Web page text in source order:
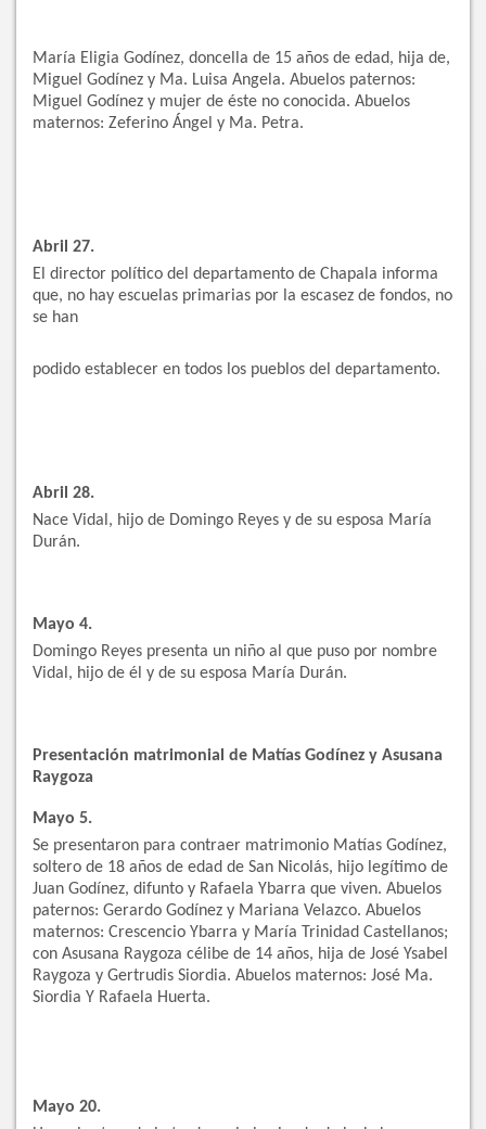
María Eligia Godínez, doncella de 15 años de edad, hija de,
Miguel Godínez y Ma. Luisa Angela. Abuelos paternos:
Miguel Godínez y mujer de éste no conocida. Abuelos
maternos: Zeferino Ángel y Ma. Petra.
Abril 27.
El director político del departamento de Chapala informa
que, no hay escuelas primarias por la escasez de fondos, no
se han
podido establecer en todos los pueblos del departamento.
Abril 28.
Nace Vidal, hijo de Domingo Reyes y de su esposa María
Durán.
Mayo 4.
Domingo Reyes presenta un niño al que puso por nombre
Vidal, hijo de él y de su esposa María Durán.
Presentación matrimonial de Matías Godínez y Asusana
Raygoza
Mayo 5.
Se presentaron para contraer matrimonio Matías Godínez,
soltero de 18 años de edad de San Nicolás, hijo legítimo de
Juan Godínez, difunto y Rafaela Ybarra que viven. Abuelos
paternos: Gerardo Godínez y Mariana Velazco. Abuelos
maternos: Crescencio Ybarra y María Trinidad Castellanos;
con Asusana Raygoza célibe de 14 años, hija de José Ysabel
Raygoza y Gertrudis Siordia. Abuelos maternos: José Ma.
Siordia Y Rafaela Huerta.
Mayo 20.